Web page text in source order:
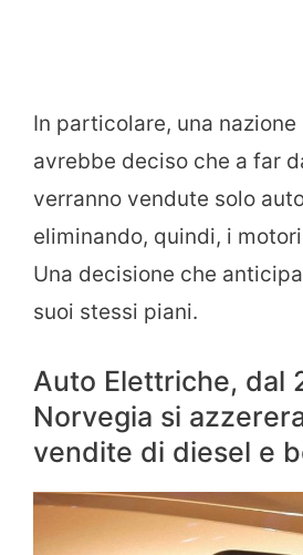
In particolare, una nazione
avrebbe deciso che a far
verranno vendute solo
eliminando, quindi, i
Una decisione che
suoi stessi piani.
Auto Elettriche, dal
Norvegia si
vendite di diesel e